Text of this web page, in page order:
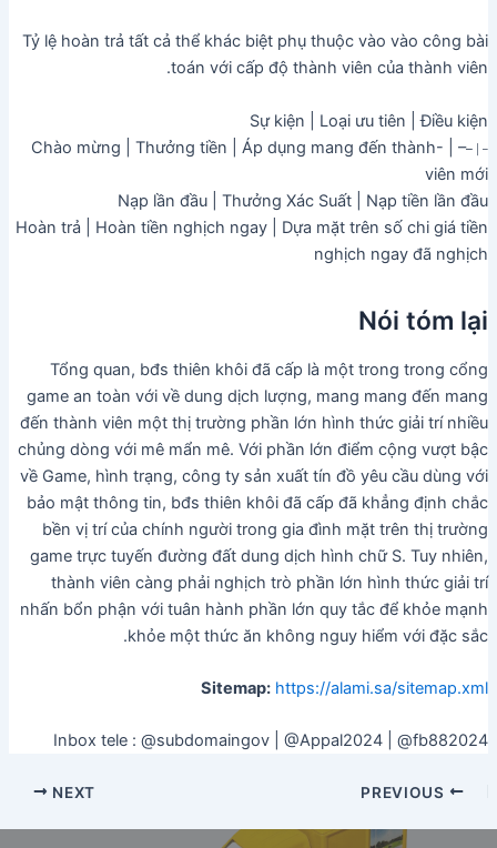
Tỷ lệ hoàn trả tất cả thể khác biệt phụ thuộc vào vào công bài
toán với cấp độ thành viên của thành viên.
Sự kiện | Loại ưu tiên | Điều kiện
– |
–
– |
-Chào mừng | Thưởng tiền | Áp dụng mang đến thành
viên mới
Nạp lần đầu | Thưởng Xác Suất | Nạp tiền lần đầu
Hoàn trả | Hoàn tiền nghịch ngay | Dựa mặt trên số chi giá tiền
nghịch ngay đã nghịch
Nói tóm lại
Tổng quan, bđs thiên khôi đã cấp là một trong trong cổng
game an toàn với về dung dịch lượng, mang mang đến mang
đến thành viên một thị trường phần lớn hình thức giải trí nhiều
chủng dòng với mê mẩn mê. Với phần lớn điểm cộng vượt bậc
về Game, hình trạng, công ty sản xuất tín đồ yêu cầu dùng với
bảo mật thông tin, bđs thiên khôi đã cấp đã khẳng định chắc
bền vị trí của chính người trong gia đình mặt trên thị trường
game trực tuyến đường đất dung dịch hình chữ S. Tuy nhiên,
thành viên càng phải nghịch trò phần lớn hình thức giải trí
nhấn bổn phận với tuân hành phần lớn quy tắc để khỏe mạnh
khỏe một thức ăn không nguy hiểm với đặc sắc.
Sitemap: https://alami.sa/sitemap.xml
Inbox tele : @subdomaingov | @Appal2024 | @fb882024
NEXT